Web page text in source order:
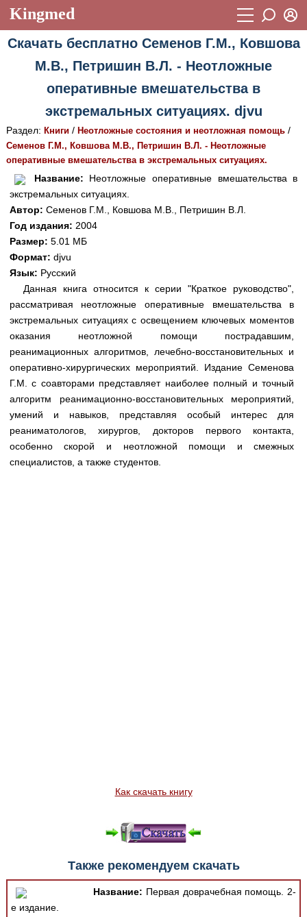
Kingmed
Учебный материал
Видеогалерея 899
Истории болезней 1268
Лекции и презентации 2474
Аккредитационные тесты (6)
Методические рекомендации 1050
Научно-популярное
Статьи
Новости (244)
Медицинская стандартизация
Нормативы экстренной и неотложной помощи
Нормы лабораторных и инструментальных
исследований
Обратная связь
Добавить материал
FAQ
Восстановить пароль
Вход
Скачать бесплатно Семенов Г.М., Ковшова
М.В., Петришин В.Л. - Неотложные
оперативные вмешательства в
экстремальных ситуациях. djvu
Раздел: Книги/ Неотложные состояния и неотложная помощь/
Семенов Г.М., Ковшова М.В., Петришин В.Л. - Неотложные
оперативные вмешательства в экстремальных ситуациях.
Название: Неотложные оперативные вмешательства в
экстремальных ситуациях.
Автор: Семенов Г.М., Ковшова М.В., Петришин В.Л.
Год издания: 2004
Размер: 5.01 МБ
Формат: djvu
Язык: Русский
Данная книга относится к серии "Краткое руководство",
рассматривая неотложные оперативные вмешательства в
экстремальных ситуациях с освещением ключевых моментов
оказания неотложной помощи пострадавшим,
реанимационных алгоритмов, лечебно-восстановительных и
оперативно-хирургических мероприятий. Издание Семенова
Г.М. с соавторами представляет наиболее полный и точный
алгоритм реанимационно-восстановительных мероприятий,
умений и навыков, представляя особый интерес для
реаниматологов, хирургов, докторов первого контакта,
особенно скорой и неотложной помощи и смежных
специалистов, а также студентов.
Как скачать книгу
Также рекомендуем скачать
Название: Первая доврачебная помощь. 2-
е издание.